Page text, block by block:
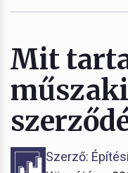
Mit
Szerző: